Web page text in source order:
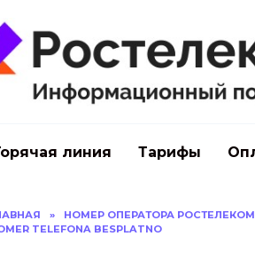
линия Тарифы
» НОМЕР ОПЕРАТОРА
TELEFONA BESPLATNO